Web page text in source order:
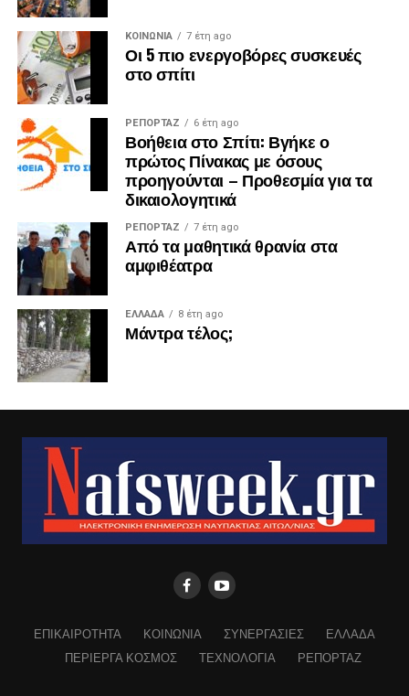
ΚΟΙΝΩΝΙΑ 7 έτη ago
Οι 5 πιο ενεργοβόρες συσκευές
στο σπίτι
ΡΕΠΟΡΤΑΖ 6 έτη ago
Βοήθεια στο Σπίτι: Βγήκε ο
πρώτος Πίνακας με όσους
προηγούνται – Προθεσμία για τα
δικαιολογητικά
ΡΕΠΟΡΤΑΖ 7 έτη ago
Από τα μαθητικά θρανία στα
αμφιθέατρα
ΕΛΛΑΔΑ 8 έτη ago
Μάντρα τέλος;
ΕΠΙΚΑΙΡΟΤΗΤΑ ΚΟΙΝΩΝΙΑ ΣΥΝΕΡΓΑΣΙΕΣ
ΕΛΛΑΔΑ
ΠΕΡΙΕΡΓΑ ΚΟΣΜΟΣ
ΤΕΧΝΟΛΟΓΙΑ ΡΕΠΟΡΤΑΖ